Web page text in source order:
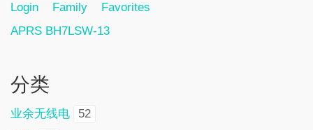
Login Family
Favorites
APRS BH7LSW-13
分类
业余无线电
52